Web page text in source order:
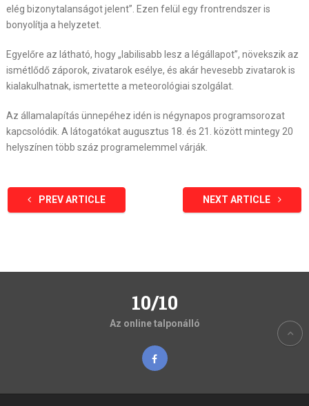
elég bizonytalanságot jelent”. Ezen felül egy frontrendszer is
bonyolítja a helyzetet.
Egyelőre az látható, hogy „labilisabb lesz a légállapot”, növekszik az
ismétlődő záporok, zivatarok esélye, és akár hevesebb zivatarok is
kialakulhatnak, ismertette a meteorológiai szolgálat.
Az államalapítás ünnepéhez idén is négynapos programsorozat
kapcsolódik. A látogatókat augusztus 18. és 21. között mintegy 20
helyszínen több száz programelemmel várják.
PREV ARTICLE NEXT ARTICLE
10/10
Az online talponálló